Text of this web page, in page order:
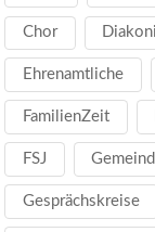
Chor
Ehrenamtliche
FamilienZeit
FSJ
Gesprächskreise